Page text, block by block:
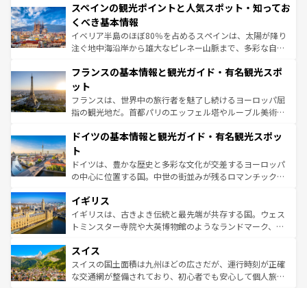
ろん、トスカーナの美しい田園風景やアマルフィ海岸の絶
景など、自然景観も見逃せない。観光の合間には、本場の
ピザやパスタなど、絶品のイタリア料理を堪能することも
できる。朝目覚めてから夜眠るまで、すべての瞬間を楽し
なお、新着のイタリア情報はコンテンツ一覧を参照してほ
しい。
スペインの観光ポイントと人気スポット・知ってお
くべき基本情報
イベリア半島のほぼ80％を占めるスペインは、太陽が降り
注ぐ地中海沿岸から雄大なピレネー山脈まで、多彩な自然
文化が根付くこの国では、情熱的なフラメンコ、熱気あふ
れる闘牛、そして美味しいタパスが生活の一部となってい
る。首都マドリードの洗練された雰囲気や、バルセロナの
アートに溢れた街角から、地方では古代ローマ遺跡や中世
せる。地方によって風土や気候が異なるスペインはその個
ンテンツ一覧 を参照してほしい。
フランスの基本情報と観光ガイド・有名観光スポ
ット
フランスは、世界中の旅行者を魅了し続けるヨーロッパ屈
指の観光地だ。首都パリのエッフェル塔やルーブル美術館
で、幅広い魅力が詰まっている。華麗な宮殿、歴史的な大
聖堂、美しいビーチ、そして豊かな自然が、訪れる者を心
から魅了する。また、フランスは美食の国としても知ら
れ、フランス料理はユネスコ無形文化遺産にも登録されて
香り高いラベンダー畑など、多彩な楽しみ方が可能だ。さ
らに、パリ以外の地域にも魅力が溢れており、どの街角に
も豊かな歴史と文化が息づいている。パリ以外の個性あふ
を参照してほしい。
ドイツの基本情報と観光ガイド・有名観光スポッ
ト
ドイツは、豊かな歴史と多彩な文化が交差するヨーロッパ
の中心に位置する国。中世の街並みが残るロマンチック街
顔を持つこの国は、どこを歩いても飽きることがない。ベ
ルリンの文化的活気、バイエルン州のアルプスの絶景、そ
してライン川沿いのワイン畑といった風景は必見。ビール
は、お酒好きな人にはぜひ体験してほしい。 なお、新着の
ドイツ情報はコンテンツ一覧を参照してほしい。
イギリス
イギリスは、古きよき伝統と最先端が共存する国。ウェス
トミンスター寺院や大英博物館のようなランドマーク、歴
リアごとに異なる魅力がある。また、優雅なアフタヌーン
ティー、ビール好きにはたまらない英国パブ、サッカー観
戦など、本場だからこそできる体験も豊富。イギリスを旅
スイス
スイスの国土面積は九州ほどの広さだが、運行時刻が正確
な交通網が整備されており、初心者でも安心して個人旅行